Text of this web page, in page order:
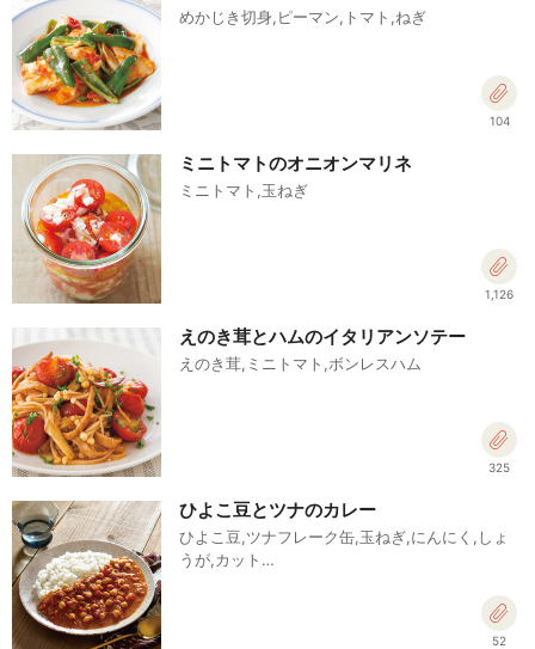
めかじき切身,ピーマン,トマト,ねぎ
104
ミニトマトのオニオンマリネ
ミニトマト,玉ねぎ
1,126
えのき茸とハムのイタリアンソテー
えのき茸,ミニトマト,ボンレスハム
325
ひよこ豆とツナのカレー
ひよこ豆,ツナフレーク缶,玉ねぎ,にんにく,しょ
うが,カット…
52